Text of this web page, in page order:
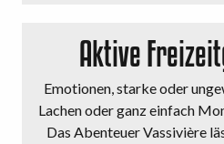
Aktive
Emotionen, starke oder
Lachen oder ganz einfach
Das Abenteuer Vassivière